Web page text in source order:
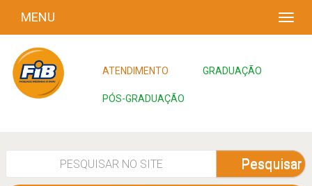
MENU
ATENDIMENTO GRADUAÇÃO
PÓS-GRADUAÇÃO
Pesquisar